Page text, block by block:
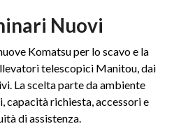
Nuovi
Komatsu per lo scavo e la
telescopici Manitou, dai
La scelta parte da ambiente
capacità richiesta, accessori e
di assistenza.